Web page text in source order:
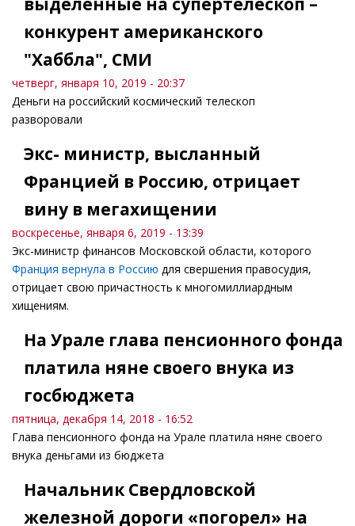
конкурент американского
"Хаббла", СМИ
четверг, января 10, 2019 - 20:37
Деньги на российский космический телескоп
разворовали
Экс- министр, высланный
Францией в Россию, отрицает
вину в мегахищении
воскресенье, января 6, 2019 - 13:39
Экс-министр финансов Московской области, которого
Франция вернула в Россию для свершения правосудия,
отрицает свою причастность к многомиллиардным
хищениям.
На Урале глава пенсионного фонда
платила няне своего внука из
госбюджета
пятница, декабря 14, 2018 - 16:52
Глава пенсионного фонда на Урале платила няне своего
внука деньгами из бюджета
Начальник Свердловской
железной дороги «погорел» на